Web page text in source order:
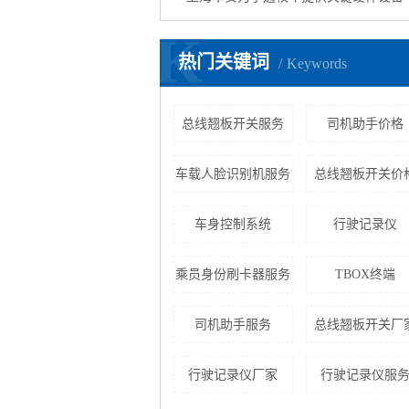
热门关键词 Keywords
K
总线翘板开关服务 司机助手价格
车载人脸识别机服务 总线翘板开关价
车身控制系统 行驶记录仪
乘员身份刷卡器服务 TBOX终端
司机助手服务 总线翘板开关厂
行驶记录仪厂家 行驶记录仪服务